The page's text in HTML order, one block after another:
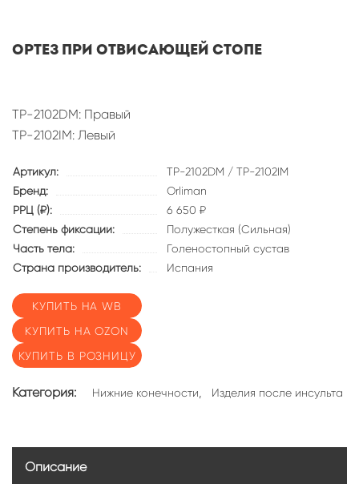
Ортез при отвисающей стопе
TP-2102DM: Правый
TP-2102IM: Левый
Артикул:
TP-2102DM / TP-2102IM
Бренд:
Orliman
РРЦ (₽):
6 650 ₽
Степень фиксации:
Полужесткая (Сильная)
Часть тела:
Голеностопный сустав
Страна производитель:
Испания
КУПИТЬ НА WB
КУПИТЬ НА OZON
КУПИТЬ В РОЗНИЦУ
Категория: Нижние конечности, Изделия после инсульта
Описание